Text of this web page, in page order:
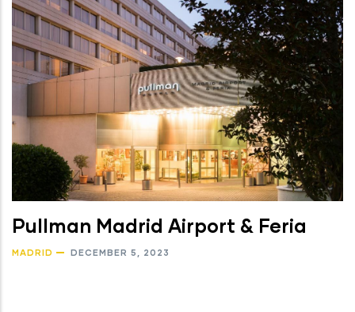
Pullman Madrid Airport & Feria
MADRID DECEMBER 5, 2023